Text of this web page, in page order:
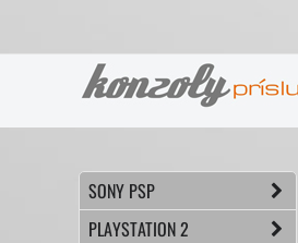
SONY PSP
PLAYSTATION 2